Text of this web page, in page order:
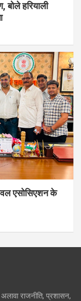
बोले हरियाली
एसोसिएशन के
राजनीति, प्रशासन,